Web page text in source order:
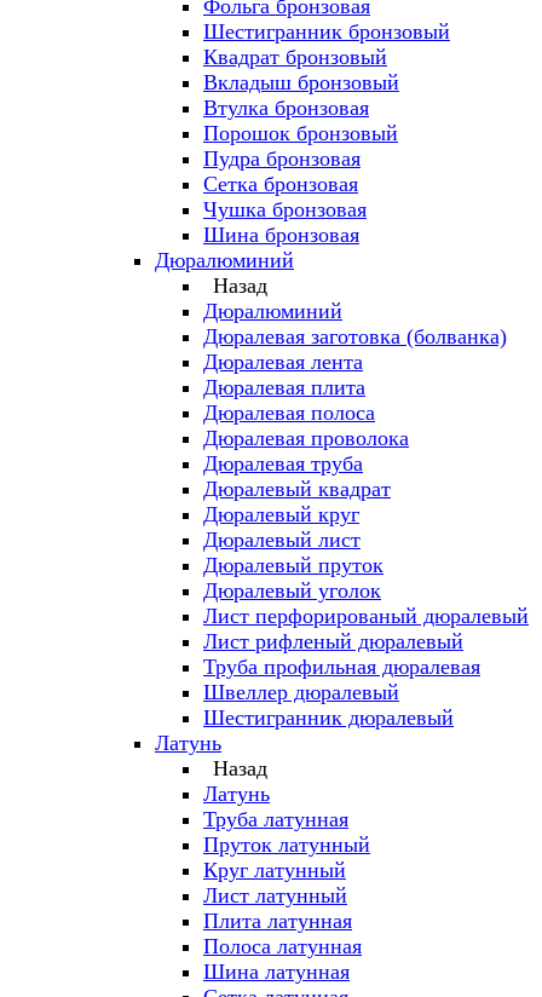
Фольга бронзовая
Шестигранник бронзовый
Квадрат бронзовый
Вкладыш бронзовый
Втулка бронзовая
Порошок бронзовый
Пудра бронзовая
Сетка бронзовая
Чушка бронзовая
Шина бронзовая
Дюралюминий
Назад
Дюралюминий
Дюралевая заготовка (болванка)
Дюралевая лента
Дюралевая плита
Дюралевая полоса
Дюралевая проволока
Дюралевая труба
Дюралевый квадрат
Дюралевый круг
Дюралевый лист
Дюралевый пруток
Дюралевый уголок
Лист перфорированый дюралевый
Лист рифленый дюралевый
Труба профильная дюралевая
Швеллер дюралевый
Шестигранник дюралевый
Латунь
Назад
Латунь
Труба латунная
Пруток латунный
Круг латунный
Лист латунный
Плита латунная
Полоса латунная
Шина латунная